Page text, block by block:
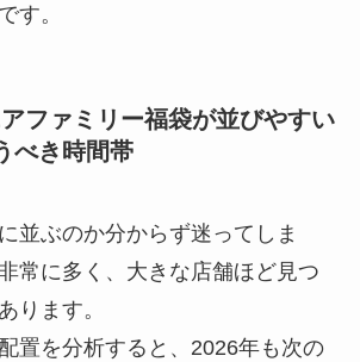
す。
ファミリー福袋が並びやすい
べき時間帯
並ぶのか分からず迷ってしま
常に多く、大きな店舗ほど見つ
ります。
置を分析すると、2026年も次の